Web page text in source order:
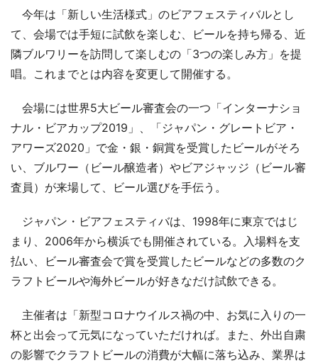
今年は「新しい生活様式」のビアフェスティバルとし
て、会場では手短に試飲を楽しむ、ビールを持ち帰る、近
隣ブルワリーを訪問して楽しむの「3つの楽しみ方」を提
唱。これまでとは内容を変更して開催する。
会場には世界5大ビール審査会の一つ「インターナショ
ナル・ビアカップ2019」、「ジャパン・グレートビア・
アワーズ2020」で金・銀・銅賞を受賞したビールがそろ
い、ブルワー（ビール醸造者）やビアジャッジ（ビール審
査員）が来場して、ビール選びを手伝う。
ジャパン・ビアフェスティバは、1998年に東京ではじ
まり、2006年から横浜でも開催されている。入場料を支
払い、ビール審査会で賞を受賞したビールなどの多数のク
ラフトビールや海外ビールが好きなだけ試飲できる。
主催者は「新型コロナウイルス禍の中、お気に入りの一
杯と出会って元気になっていただければ。また、外出自粛
の影響でクラフトビールの消費が大幅に落ち込み、業界は